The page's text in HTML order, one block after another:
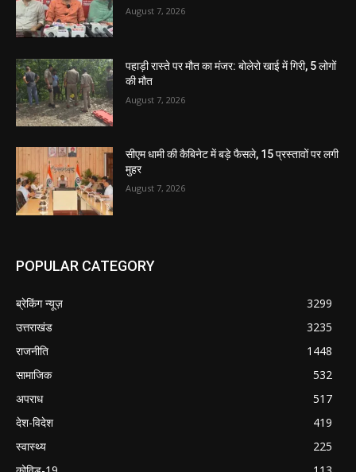
August 7, 2026
पहाड़ी रास्ते पर मौत का मंजर: बोलेरो खाई में गिरी, 5 लोगों
की मौत
August 7, 2026
सीएम धामी की कैबिनेट में बड़े फैसले, 15 प्रस्तावों पर लगी
मुहर
August 7, 2026
POPULAR CATEGORY
ब्रेकिंग न्यूज़
3299
उत्तराखंड
3235
राजनीति
1448
सामाजिक
532
अपराध
517
देश-विदेश
419
स्वास्थ्य
225